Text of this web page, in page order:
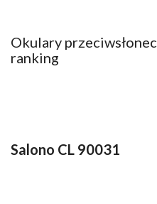
Okulary
ranking
Salono CL 90031